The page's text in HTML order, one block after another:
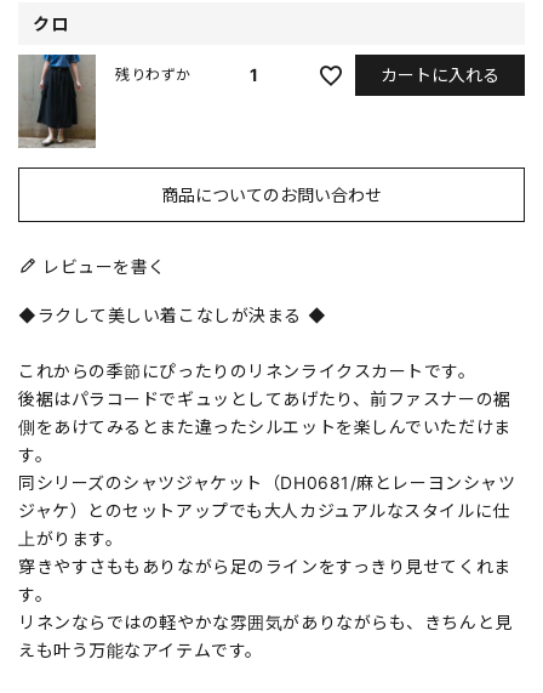
クロ
1
残りわずか カートに入れる
商品についてのお問い合わせ
レビューを書く
◆ラクして美しい着こなしが決まる ◆
これからの季節にぴったりのリネンライクスカートです。
後裾はパラコードでギュッとしてあげたり、前ファスナーの裾
側をあけてみるとまた違ったシルエットを楽しんでいただけま
す。
同シリーズのシャツジャケット（DH0681/麻とレーヨンシャツ
ジャケ）とのセットアップでも大人カジュアルなスタイルに仕
上がります。
穿きやすさももありながら足のラインをすっきり見せてくれま
す。
リネンならではの軽やかな雰囲気がありながらも、きちんと見
えも叶う万能なアイテムです。